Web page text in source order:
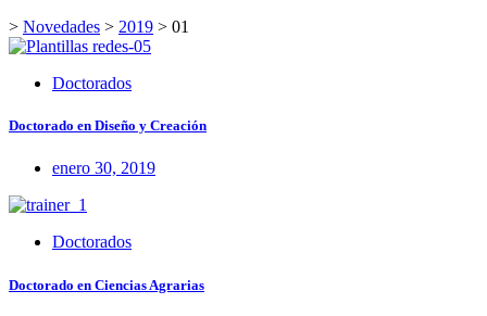
> Novedades > 2019 > 01
Doctorados
Doctorado en Diseño y Creación
enero 30, 2019
Doctorados
Doctorado en Ciencias Agrarias